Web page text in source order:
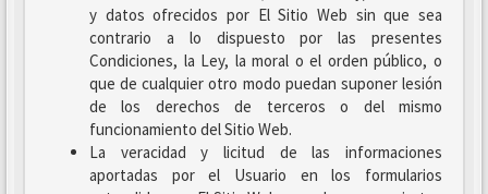
y datos ofrecidos por El Sitio Web sin que sea
contrario a lo dispuesto por las presentes
Condiciones, la Ley, la moral o el orden público, o
que de cualquier otro modo puedan suponer lesión
de los derechos de terceros o del mismo
funcionamiento del Sitio Web.
La veracidad y licitud de las informaciones
aportadas por el Usuario en los formularios